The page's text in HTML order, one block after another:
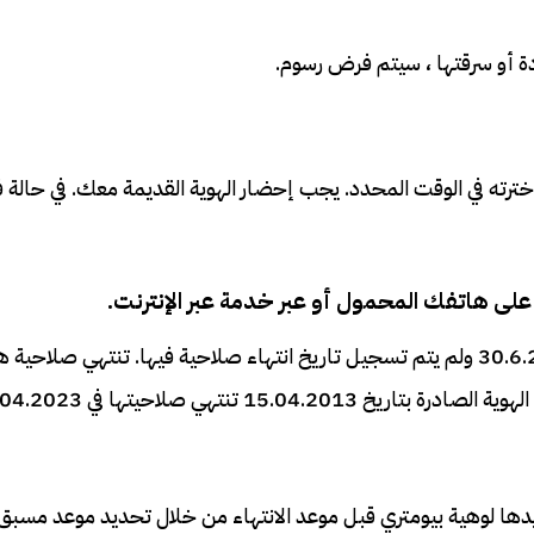
أو سرقتها ، سيتم فرض رسوم.
في الوقت المحدد. يجب إحضار الهوية القديمة معك. في
هاتفك المحمول أو عبر خدمة عبر الإنترنت.
باستثناء بطاقات الهوية الصادرة بين تاريخ 16.8.2012 و 30.6.2013 ولم يتم تسجيل تاريخ انتهاء صلاحية فيها. تنتهي
لوهية بيومتري قبل موعد الانتهاء من خلال تحديد موعد مسبق